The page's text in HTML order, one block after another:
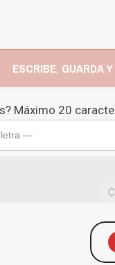
ESCRIBE, GUARDA
Máximo 20
letra —